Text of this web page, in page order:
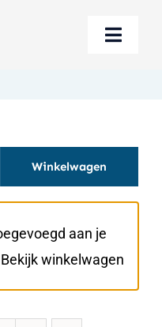
Toggle
Winkelwagen
aan je
Bekijk winkelwagen